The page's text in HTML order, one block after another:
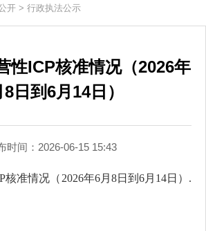
开 > 行政执法公示
性ICP核准情况（2026年
日到6月14日）
时间：2026-06-15 15:43
核准情况（2026年6月8日到6月14日）.